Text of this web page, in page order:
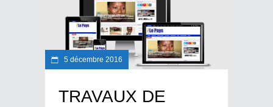
5 décembre 2016
TRAVAUX DE